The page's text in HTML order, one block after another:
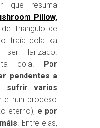
que resuma
Pillow,
Triángulo de
traía cola xa
lanzado.
cola. Por
pendentes a
sufrir varios
nun proceso
eterno), e por
. Entre elas,